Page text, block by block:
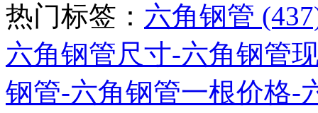
热门标签： 六角钢管
六角钢管尺寸-六角钢管
钢管-六角钢管一根价格-